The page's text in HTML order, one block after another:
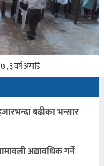
३ वर्ष अगाडि
बढीका भन्सार
अद्यावधिक गर्ने